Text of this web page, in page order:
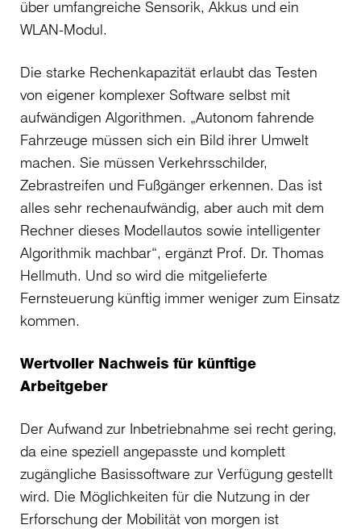
über umfangreiche Sensorik, Akkus und ein
WLAN-Modul.
Die starke Rechenkapazität erlaubt das Testen
von eigener komplexer Software selbst mit
aufwändigen Algorithmen. „Autonom fahrende
Fahrzeuge müssen sich ein Bild ihrer Umwelt
machen. Sie müssen Verkehrsschilder,
Zebrastreifen und Fußgänger erkennen. Das ist
alles sehr rechenaufwändig, aber auch mit dem
Rechner dieses Modellautos sowie intelligenter
Algorithmik machbar“, ergänzt Prof. Dr. Thomas
Hellmuth. Und so wird die mitgelieferte
Fernsteuerung künftig immer weniger zum Einsatz
kommen.
Wertvoller Nachweis für künftige
Arbeitgeber
Der Aufwand zur Inbetriebnahme sei recht gering,
da eine speziell angepasste und komplett
zugängliche Basissoftware zur Verfügung gestellt
wird. Die Möglichkeiten für die Nutzung in der
Erforschung der Mobilität von morgen ist